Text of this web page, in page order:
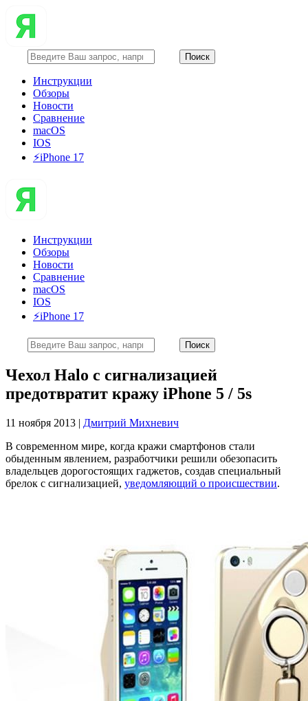
Инструкции
Обзоры
Новости
Сравнение
macOS
IOS
⚡️iPhone 17
Инструкции
Обзоры
Новости
Сравнение
macOS
IOS
⚡️iPhone 17
Чехол Halo с сигнализацией
предотвратит кражу iPhone 5 / 5s
11 ноября 2013 | Дмитрий Михневич
В современном мире, когда кражи смартфонов стали
обыденным явлением, разработчики решили обезопасить
владельцев дорогостоящих гаджетов, создав специальный
брелок с сигнализацией, уведомляющий о происшествии.